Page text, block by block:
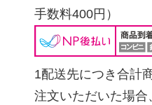
手数料400円）
1配送先につき合計
注文いただいた場